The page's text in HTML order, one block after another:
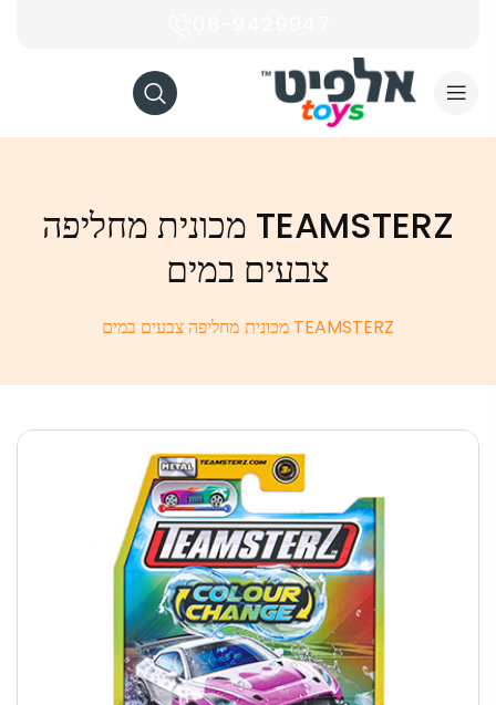
TEAMSTERZ מכונית מחליפה
צבעים במים
TEAMSTERZ מכונית מחליפה צבעים במים